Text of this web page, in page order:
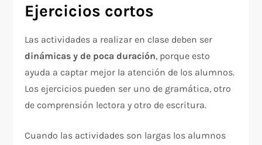
Ejercicios cortos
Las actividades a realizar en clase deben ser
dinámicas y de poca duración, porque esto
ayuda a captar mejor la atención de los alumnos.
Los ejercicios pueden ser uno de gramática, otro
de comprensión lectora y otro de escritura.
Cuando las actividades son largas los alumnos